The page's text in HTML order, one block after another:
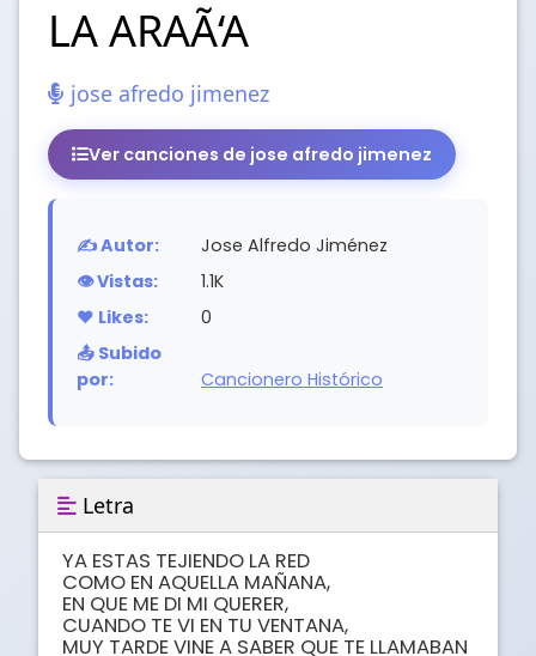
LA ARAÃ‘A
jose afredo jimenez
Ver canciones de jose afredo jimenez
✍️ Autor:
Jose Alfredo Jiménez
👁️ Vistas:
1.1K
❤️ Likes:
0
📤 Subido
por:
Cancionero Histórico
Letra
YA ESTAS TEJIENDO LA RED
COMO EN AQUELLA MAÑANA,
EN QUE ME DI MI QUERER,
CUANDO TE VI EN TU VENTANA,
MUY TARDE VINE A SABER QUE TE LLAMABAN